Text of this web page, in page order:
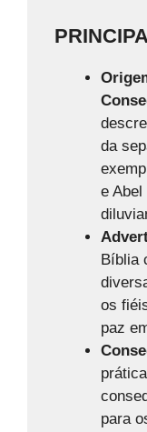
da
e
Bíblia
os
paz
para